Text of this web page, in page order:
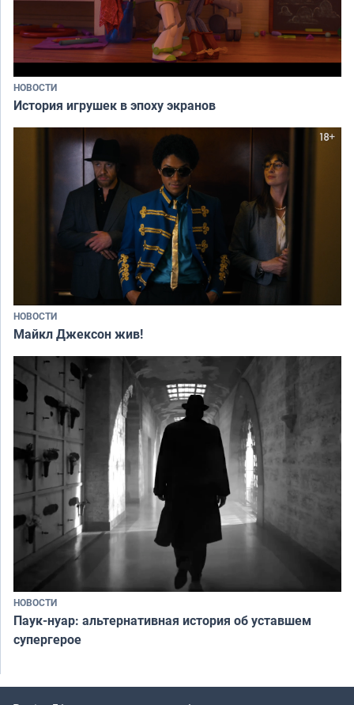
НОВОСТИ
История игрушек в эпоху экранов
НОВОСТИ
Майкл Джексон жив!
НОВОСТИ
Паук-нуар: альтернативная история об уставшем
супергерое